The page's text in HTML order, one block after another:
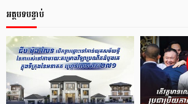
អត្ថបទបន្ទាប់